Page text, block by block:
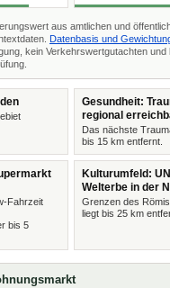
aus amtlichen und
Datenbasis und
kein Verkehrswertgutachten und
Gesundheit:
regional
Das nächste
bis 15 km entfernt.
Fahrzeit
bis 5
Kulturumfeld:
Welterbe in der
Grenzen des
liegt bis 25 km